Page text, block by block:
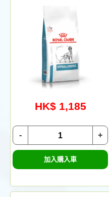
HK$ 1,185
+
-
加入購入車